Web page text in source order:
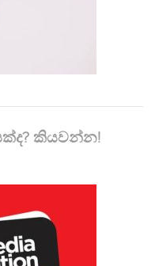
කියවන්න!